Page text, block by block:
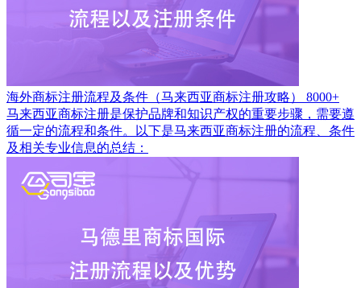
海外商标注册流程及条件（马来西亚商标注册攻略）
8000+
马来西亚商标注册是保护品牌和知识产权的重要步骤，需要遵
循一定的流程和条件。以下是马来西亚商标注册的流程、条件
及相关专业信息的总结：